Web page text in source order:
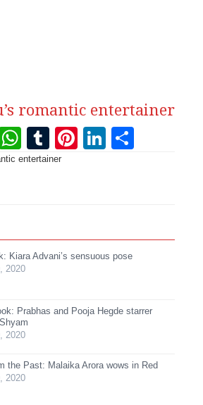
romantic entertainer
WhatsApp
Tumblr
Pinterest
Kiara Advani’s sensuous pose
2020
Prabhas and Pooja Hegde starrer
2020
the Past: Malaika Arora wows in Red
2020